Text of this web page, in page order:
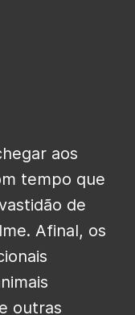
aos
tempo que
de
Afinal, os
outras